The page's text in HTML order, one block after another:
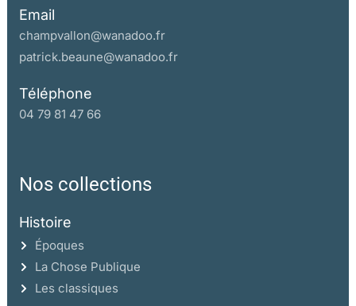
Email
champvallon@wanadoo.fr
patrick.beaune@wanadoo.fr
Téléphone
04 79 81 47 66
Nos collections
Histoire
Époques
La Chose Publique
Les classiques